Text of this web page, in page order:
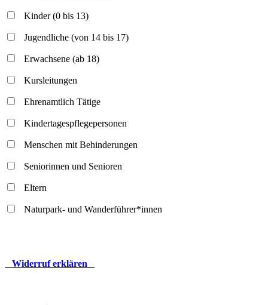
Kinder (0 bis 13)
Jugendliche (von 14 bis 17)
Erwachsene (ab 18)
Kursleitungen
Ehrenamtlich Tätige
Kindertagespflegepersonen
Menschen mit Behinderungen
Seniorinnen und Senioren
Eltern
Naturpark- und Wanderführer*innen
Widerruf erklären